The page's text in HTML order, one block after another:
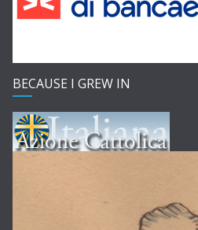
BECAUSE I GREW IN